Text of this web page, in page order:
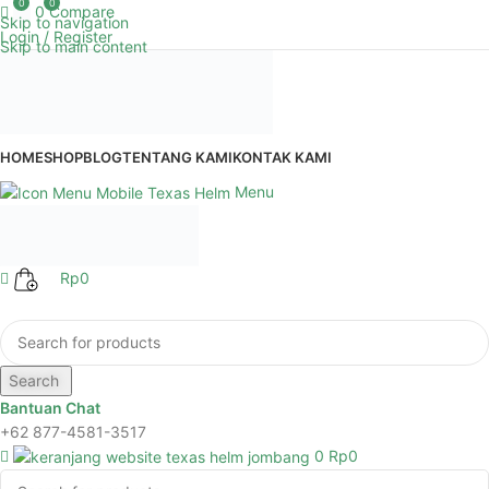
Skip to navigation
Skip to main content
0 Compare
Login / Register
HOMESHOPBLOGTENTANG KAMIKONTAK KAMI
Menu
0
Rp0
Search
Bantuan Chat
+62 877-4581-3517
0 Rp0
0